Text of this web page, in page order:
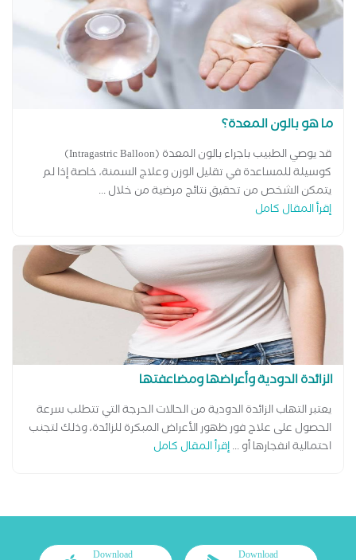
ما هو بالون المعدة؟
قد يوصي الطبيب باجراء بالون المعدة (Intragastric Balloon)
كوسيلة للمساعدة في تقليل الوزن وعلاج السمنة، خاصة إذا لم
يتمكن الشخص من تحقيق نتائج مرضية من خلال ...
إقرأ المقال كامل
الزائدة الدودية وأعراضها ومضاعفتها
يعتبر التهاب الزائدة الدودية من الحالات الحرجة التي تتطلب سرعة
الحصول على علاج فور ظهور الأعراض المبكرة للزائدة، وذلك لتجنب
احتمالية انفجارها أو ...إقرأ المقال كامل
Download
Download